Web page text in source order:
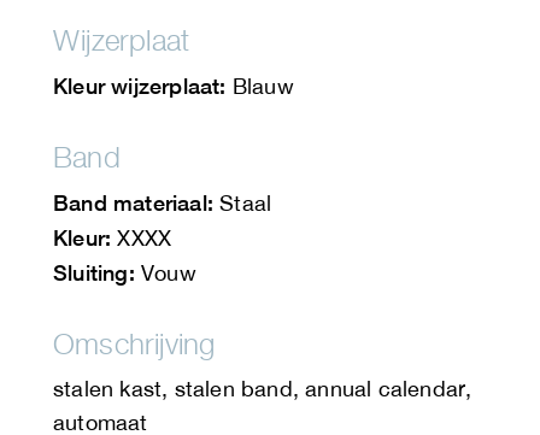
Wijzerplaat
Kleur wijzerplaat: Blauw
Band
Band materiaal: Staal
Kleur: XXXX
Sluiting: Vouw
Omschrijving
stalen kast, stalen band, annual calendar,
automaat